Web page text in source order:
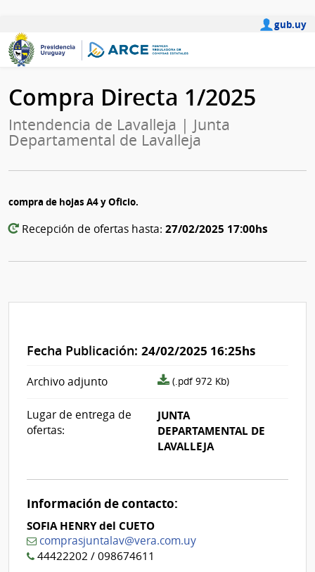
gub.uy
Compra Directa 1/2025
Intendencia de Lavalleja | Junta
Departamental de Lavalleja
compra de hojas A4 y Oficio.
Recepción de ofertas hasta: 27/02/2025 17:00hs
Fecha Publicación: 24/02/2025 16:25hs
Archivo adjunto
archivo
(.pdf 972 Kb)
Lugar de entrega de
ofertas:
JUNTA
DEPARTAMENTAL DE
LAVALLEJA
Información de contacto:
SOFIA HENRY del CUETO
comprasjuntalav@vera.com.uy
44422202 / 098674611